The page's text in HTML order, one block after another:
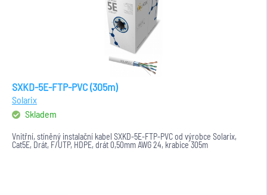
SXKD-5E-FTP-PVC (305m)
Solarix
Skladem
Vnitřní, stíněný instalační kabel SXKD-5E-FTP-PVC od výrobce Solarix,
Cat5E, Drát, F/UTP, HDPE, drát 0,50mm AWG 24, krabice 305m